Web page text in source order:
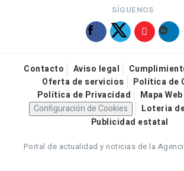
SÍGUENOS
Contacto Aviso legal
Oferta de servicios
Política de
Política de Privacidad
Mapa Web
Configuración de Cookies
Loteria
Publicidad estatal
Portal de actualidad y noticias de la